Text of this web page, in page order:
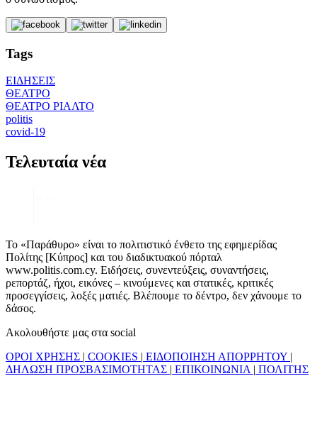
Tags
ΕΙΔΗΣΕΙΣ
ΘΕΑΤΡΟ
ΘΕΑΤΡΟ ΡΙΑΛΤΟ
politis
covid-19
Τελευταία νέα
Το «Παράθυρο» είναι το πολιτιστικό ένθετο της εφημερίδας
Πολίτης [Κύπρος] και του διαδικτυακού πόρταλ
www.politis.com.cy. Ειδήσεις, συνεντεύξεις, συναντήσεις,
ρεπορτάζ, ήχοι, εικόνες – κινούμενες και στατικές, κριτικές
προσεγγίσεις, λοξές ματιές. Βλέπουμε το δέντρο, δεν χάνουμε το
δάσος.
Ακολουθήστε μας στα social
ΟΡΟΙ ΧΡΗΣΗΣ | COOKIES | ΕΙΔΟΠΟΙΗΣΗ ΑΠΟΡΡΗΤΟΥ |
ΔΗΛΩΣΗ ΠΡΟΣΒΑΣΙΜΟΤΗΤΑΣ | ΕΠΙΚΟΙΝΩΝΙΑ | ΠΟΛΙΤΗΣ